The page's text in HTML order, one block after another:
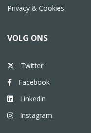
Privacy & Cookies
VOLG ONS
Twitter
Facebook
Linkedin
Instagram